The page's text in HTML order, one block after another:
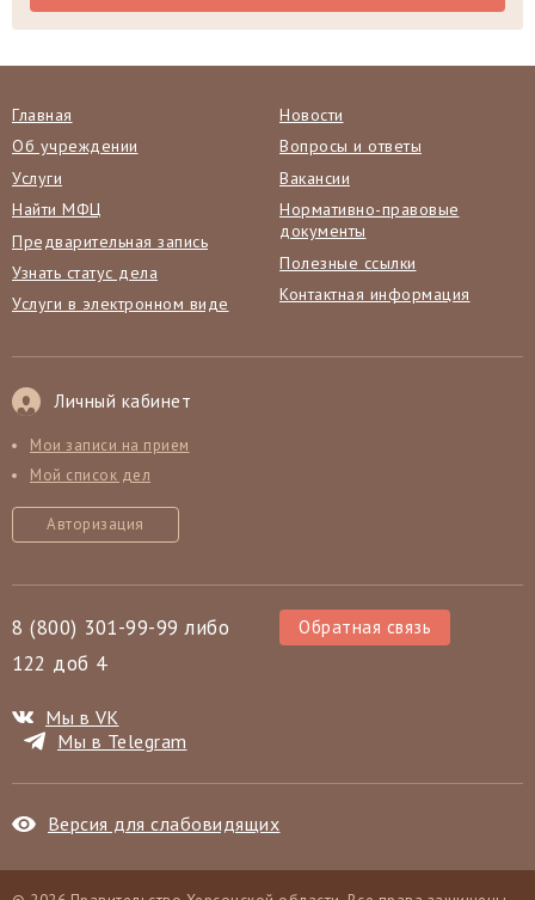
Главная
Об учреждении
Услуги
Найти МФЦ
Предварительная запись
Узнать статус дела
Услуги в электронном виде
Новости
Вопросы и ответы
Вакансии
Нормативно-правовые
документы
Полезные ссылки
Контактная информация
Личный кабинет
Мои записи на прием
Мой список дел
Авторизация
8 (800) 301-99-99 либо
122 доб 4
Обратная связь
Мы в VK
Мы в Telegram
Версия для слабовидящих